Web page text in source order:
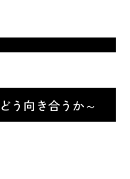
う向き合うか～